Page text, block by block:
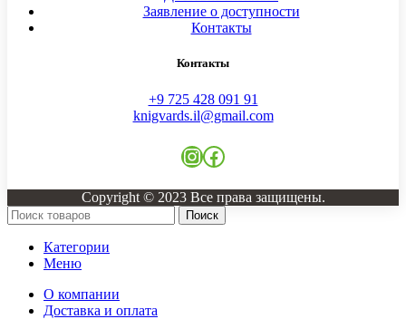
Заявление о доступности
Контакты
Контакты
+9 725 428 091 91
knigvards.il@gmail.com
Instagram
Facebook
Copyright © 2023 Все права защищены.
Поиск
Категории
Меню
О компании
Доставка и оплата